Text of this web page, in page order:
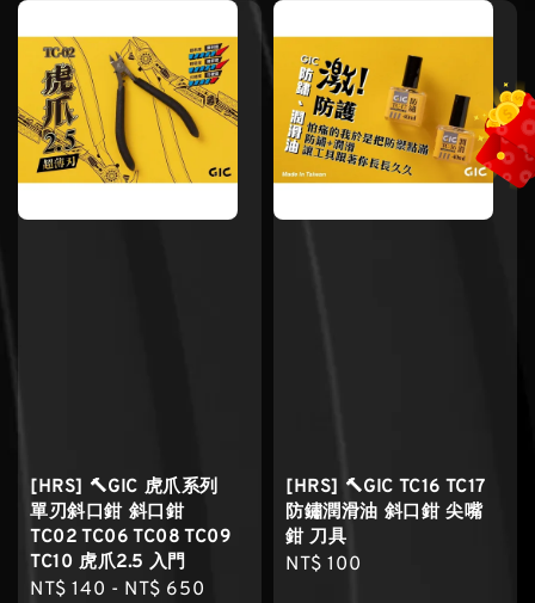
[HRS] 🔨GIC 虎爪系列
單刃斜口鉗 斜口鉗
TC02 TC06 TC08 TC09
TC10 虎爪2.5 入門
Regular
NT$ 140 - NT$ 650
[HRS] 🔨GIC TC16 TC17
防鏽潤滑油 斜口鉗 尖嘴
鉗 刀具
Regular
NT$ 100